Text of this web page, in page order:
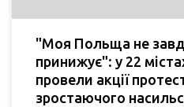
"Моя Польща не
принижує": у 22
провели акції
зростаючого